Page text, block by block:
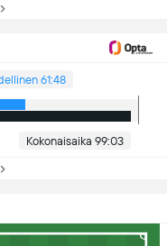
61:48
Kokonaisaika 99:03